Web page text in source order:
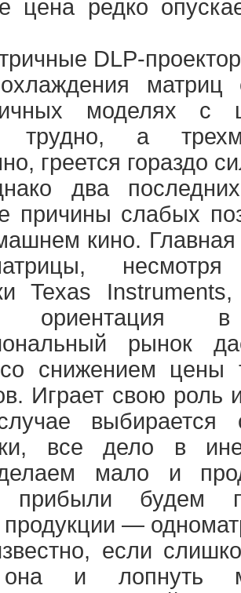
цена редко
DLP-
моделях с
трудно, а
греется гораздо
два
причины слабых
кино.
несмотря
Texas
рынок
снижением цены
Играет свою роль
все дело в
мало и
прибыли будем
продукции —
если
она и лопнуть